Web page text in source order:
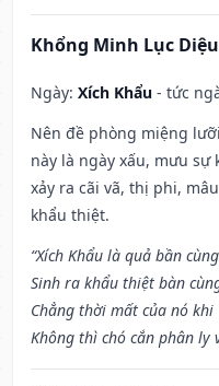
Khổng Minh Lục Diệu
Ngày: Xích Khẩu - tức
Nên đề phòng miệng
này là ngày xấu, mưu
xảy ra cãi vã, thị phi,
khẩu thiệt.
“Xích Khẩu là quả bần cùng
Sinh ra khẩu thiệt bàn
Chẳng thời mất của nó khi
Không thì chó cắn phân ly